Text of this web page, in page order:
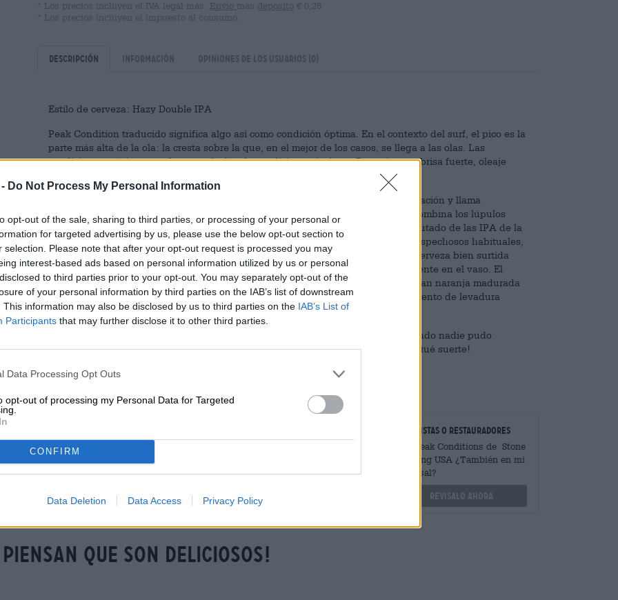
Do Not Process My Personal Information
opt-out of the sale, sharing to third parties, or processing of your personal or
for targeted advertising by us, please use the below opt-out section to
selection. Please note that after your opt-out request is processed you may
interest-based ads based on personal information utilized by us or personal
to third parties prior to your opt-out. You may separately opt-out of the
of your personal information by third parties on the IAB’s list of downstream
This information may also be disclosed by us to third parties on the IAB’s List of
Participants that may further disclose it to other third parties.
Data Processing Opt Outs
opt-out of processing my Personal Data for Targeted
CONFIRM
Data Deletion Data Access Privacy Policy
* Los precios incluyen el IVA legal más. Envío más depósito € 0,25
* Los precios incluyen el impuesto al consumo.
Descripción Información Opiniones de los usuarios (0)
Estilo de cerveza: Hazy Double IPA
Peak Condition traducido significa algo así como condición óptima. En el contexto del surf, el pico es la
parte más alta de la ola: la cresta sobre la que, en el mejor de los casos, se llega a las olas. Las
condiciones máximas son la acumulación de condiciones óptimas. Buen tiempo, brisa fuerte, oleaje
La cervecería Stone se inspiró en la cultura del surf de Hawaii para su última creación y llama
apropiadamente a su cerveza Peak Conditions. La Hazy Double India Pale Ale combina los lúpulos
aromáticos de la costa oeste con el carácter fuerte, turbio y exuberantemente afrutado de las IPA de la
costa este. Para darle un toque afrutado a tu bomba de lúpulo, además de los sospechosos habituales,
se pusieron en la tetera maracuyá, naranja y guayaba en forma de extracto. La cerveza bien surtida
aporta un enorme contenido de alcohol del 8,1% y 55 unidades de amargor crujiente en el vaso. El
aroma y el sabor de DIPA se caracterizan por intensas notas frutales y le presentan naranja madurada
al sol, guayaba exótica, mango dorado y un toque de jengibre. Un fuerte condimento de levadura
completa hábilmente el panorama general.
Originalmente, el equipo preparó este éxito exclusivamente para ellos. Pero cuando nadie pudo
sacárselo de la cabeza, tuvieron que compartir la obra maestra con su público. ¡Qué suerte!
¿Tienes preguntas sobre esta
cerveza? Estamos aquí por tí.
shop@bierothek.de
minoristas o restauradores
Hay Peak Conditions de Stone
Brewing USA ¿También en mi
sucursal?
Revisalo ahora
que son deliciosos!